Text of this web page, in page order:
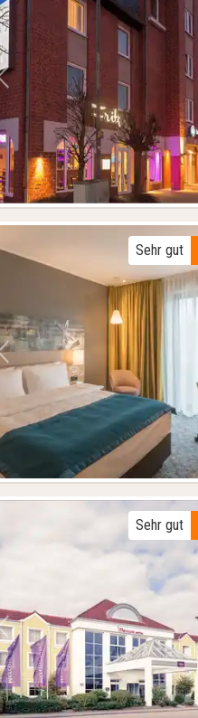
Vorheriges Bild
Vorheriges Bild
Sehr gut
Vorheriges Bild
Sehr gut